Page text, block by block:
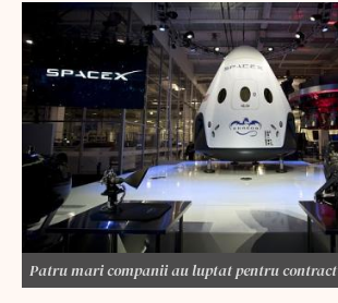
Patru mari companii au luptat pentru contract